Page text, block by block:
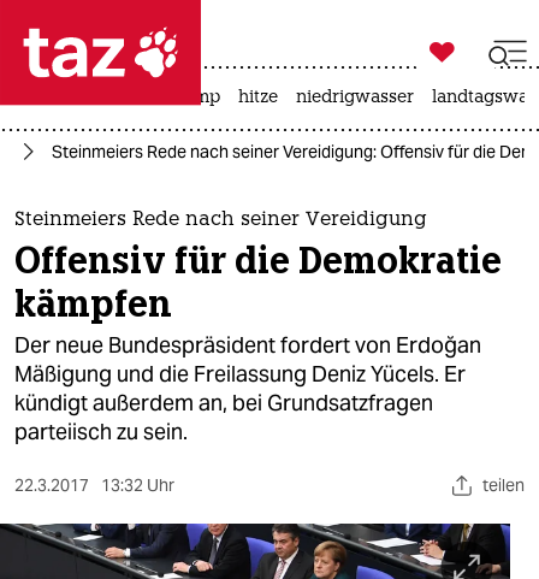
 taz zahl ich
taz zahl ich
themen
politik
öko
gesellschaft
kultur
sport
berlin

taz zahl ich
usa unter trump hitze niedrigwasser
Steinmeiers Rede nach seiner Vereidigung: Offensiv für die
Steinmeiers Rede nach seiner Vereidigung
Offensiv für die Demokratie
kämpfen
Der neue Bundespräsident fordert von Erdoğan
Mäßigung und die Freilassung Deniz Yücels. Er
kündigt außerdem an, bei Grundsatzfragen
parteiisch zu sein.
22.3.2017 13:32 Uhr teilen